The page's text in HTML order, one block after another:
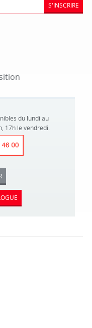
S'INSCRIRE
du lundi au
17h le vendredi.